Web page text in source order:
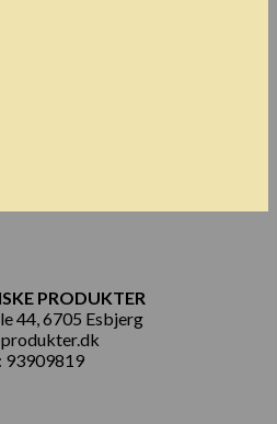
PRODUKTER
44, 6705 Esbjerg
93909819